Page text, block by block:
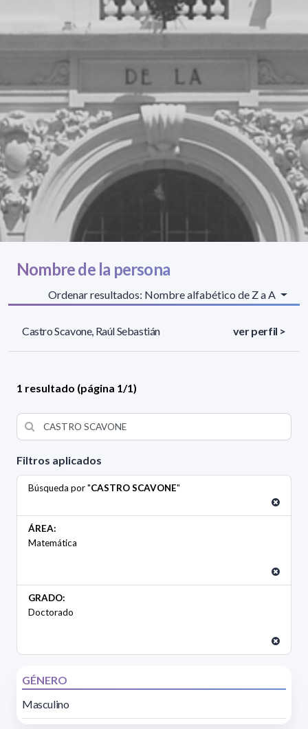
Filtros aplicados
Búsqueda por "CASTRO SCAVONE"
ÁREA:
Matemática
GRADO:
Doctorado
GÉNERO
Masculino
Nombre de la persona
Ordenar resultados: Nombre alfabético de Z a A
Castro Scavone, Raúl Sebastián ver perfil >
1 resultado (página 1/1)